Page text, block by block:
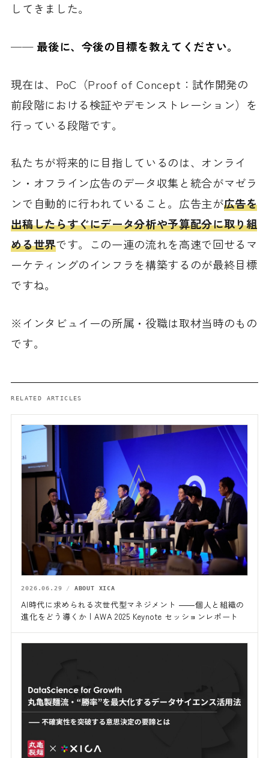
してきました。
── 最後に、今後の目標を教えてください。
現在は、PoC（Proof of Concept：試作開発の
前段階における検証やデモンストレーション）を
行っている段階です。
私たちが将来的に目指しているのは、オンライ
ン・オフライン広告のデータ収集と統合がマゼラ
ンで自動的に行われていること。広告主が広告を
出稿したらすぐにデータ分析や予算配分に取り組
める世界です。この一連の流れを高速で回せるマ
ーケティングのインフラを構築するのが最終目標
ですね。
※インタビュイーの所属・役職は取材当時のもの
です。
RELATED ARTICLES
2026.06.29 ABOUT XICA
AI時代に求められる次世代型マネジメント ――個人と組織の
進化をどう導くか | AWA 2025 Keynote セッションレポート